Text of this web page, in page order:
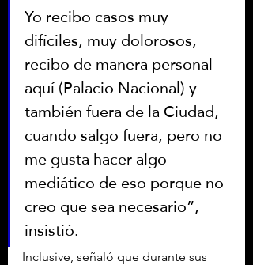
Yo recibo casos muy
difíciles, muy dolorosos,
recibo de manera personal
aquí (Palacio Nacional) y
también fuera de la Ciudad,
cuando salgo fuera, pero no
me gusta hacer algo
mediático de eso porque no
creo que sea necesario”,
insistió.
Inclusive, señaló que durante sus